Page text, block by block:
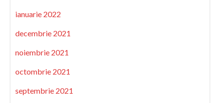
ianuarie 2022
decembrie 2021
noiembrie 2021
octombrie 2021
septembrie 2021